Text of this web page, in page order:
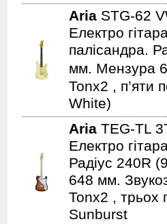
Aria STG-62
Електро
палісандра.
мм. Мензура
Tonx2 , п’яти
White)
Aria TEG-TL
Електро
Радіус 240R
648 мм.
Tonx2 , трьох
Sunburst